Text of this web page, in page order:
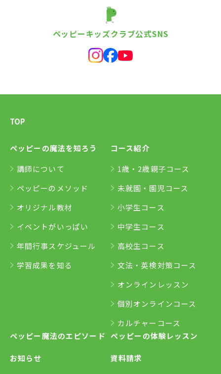
ペッピーキッズクラブ公式SNS
TOP
ペッピーの魔法を知ろう
講師について
ペッピーのメソッド
オリジナル教材
イベントがいっぱい
年間行事スケジュール
学習成果を知る
コース紹介
1歳・2歳親子コース
未就園・園児コース
小学生コース
中学生コース
高校生コース
文法・英検対策コース
オンラインレッスン
個別オンラインコース
カルチャーコース
ペッピー魔法のエピソード
お知らせ
ペッピーの体験レッスン
資料請求